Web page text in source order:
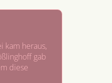
kam heraus,
gab
diese